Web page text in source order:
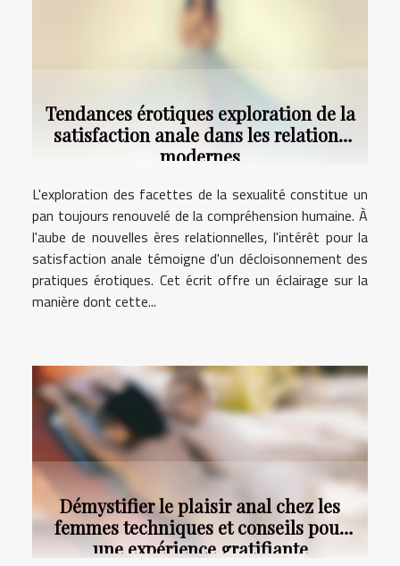
Tendances érotiques exploration de la
satisfaction anale dans les relations
modernes
L'exploration des facettes de la sexualité constitue un
pan toujours renouvelé de la compréhension humaine. À
l'aube de nouvelles ères relationnelles, l'intérêt pour la
satisfaction anale témoigne d'un décloisonnement des
pratiques érotiques. Cet écrit offre un éclairage sur la
manière dont cette...
Démystifier le plaisir anal chez les
femmes techniques et conseils pour
une expérience gratifiante